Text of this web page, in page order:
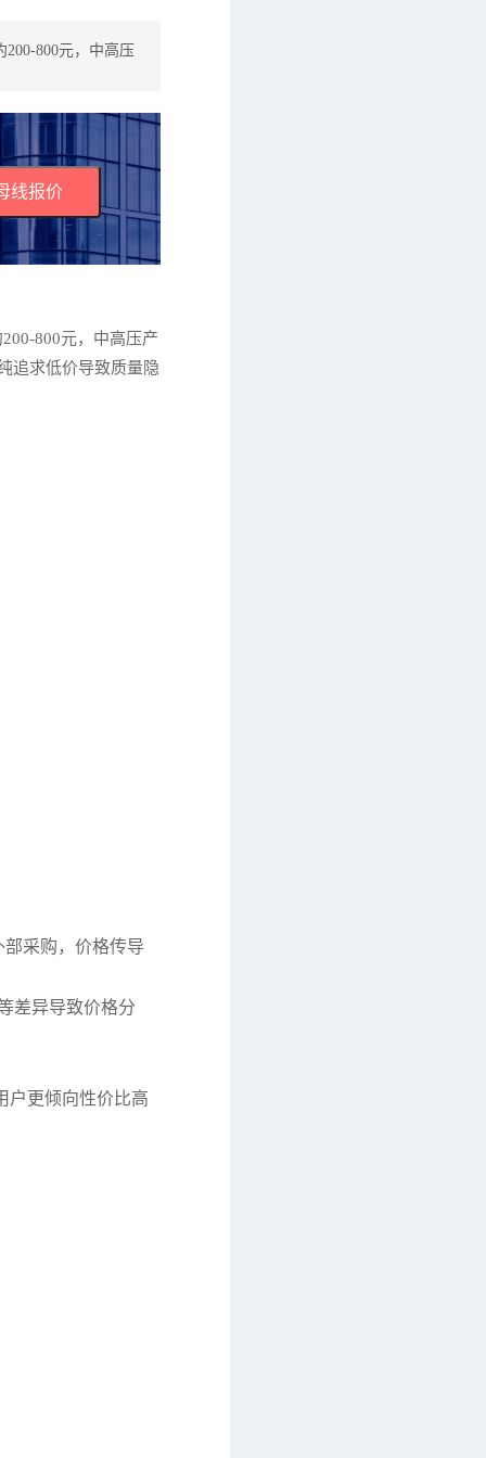
800元，中高压
线报价
800元，中高压产
追求低价导致质量隐
采购，价格传导
差异导致价格分
户更倾向性价比高